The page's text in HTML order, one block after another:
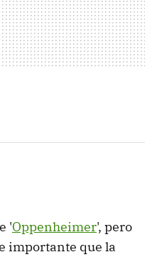
'Oppenheimer', pero
importante que la